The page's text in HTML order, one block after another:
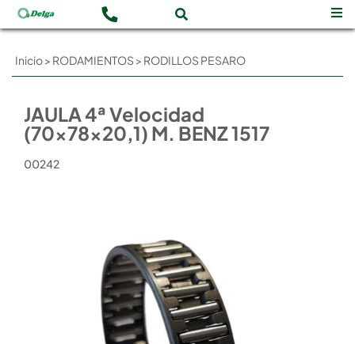
Inicio> RODAMIENTOS > RODILLOS PESARO
JAULA 4ª Velocidad
(70x78x20,1) M. BENZ 1517
00242